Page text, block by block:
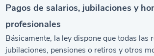
Pagos de salarios, jubilaciones y
profesionales
Básicamente, la ley dispone que todas las
jubilaciones, pensiones o retiros y otros